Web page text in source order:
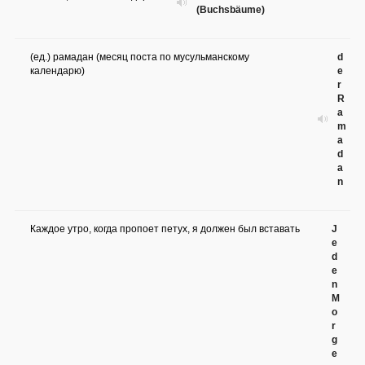
(Buchsbäume)
d
e
r
R
a
m
a
d
a
n
(ед.) рамадан (месяц поста по мусульманскому
календарю)
J
e
d
e
n
M
o
r
g
e
Каждое утро, когда пропоет петух, я должен был вставать